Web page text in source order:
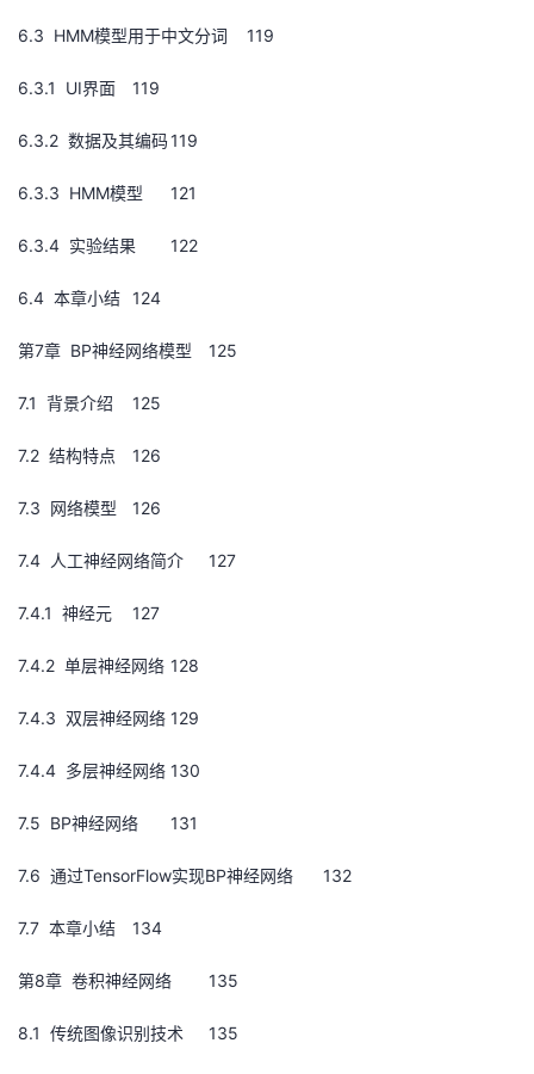
6.3 HMM模型用于中文分词 119
6.3.1 UI界面 119
6.3.2 数据及其编码119
6.3.3 HMM模型 121
6.3.4 实验结果 122
6.4 本章小结 124
第7章 BP神经网络模型 125
7.1 背景介绍 125
7.2 结构特点 126
7.3 网络模型 126
7.4 人工神经网络简介 127
7.4.1 神经元 127
7.4.2 单层神经网络 128
7.4.3 双层神经网络 129
7.4.4 多层神经网络 130
7.5 BP神经网络 131
7.6 通过TensorFlow实现BP神经网络 132
7.7 本章小结 134
第8章 卷积神经网络 135
8.1 传统图像识别技术 135